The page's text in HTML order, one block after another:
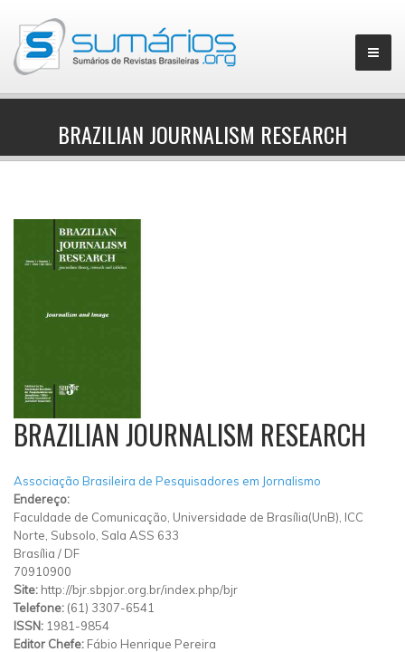
▼
BRAZILIAN JOURNALISM RESEARCH
BRAZILIAN JOURNALISM RESEARCH
Associação Brasileira de Pesquisadores em Jornalismo
Endereço:
Faculdade de Comunicação, Universidade de Brasília(UnB), ICC
Norte, Subsolo, Sala ASS 633
Brasília / DF
70910900
Site: http://bjr.sbpjor.org.br/index.php/bjr
Telefone: (61) 3307-6541
ISSN: 1981-9854
Editor Chefe: Fábio Henrique Pereira